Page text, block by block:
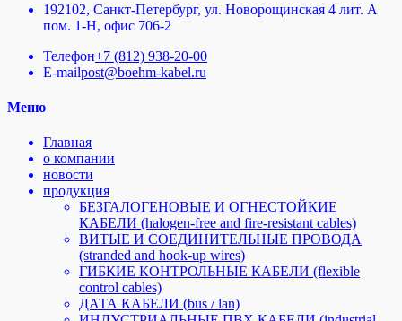
192102, Санкт-Петербург, ул. Новорощинская 4 лит. А
пом. 1-Н, офис 706-2
Телефон+7 (812) 938-20-00
E-mailpost@boehm-kabel.ru
Меню
Главная
о компании
новости
продукция
БЕЗГАЛОГЕНОВЫЕ И ОГНЕСТОЙКИЕ
КАБЕЛИ (halogen-free and fire-resistant cables)
ВИТЫЕ И СОЕДИНИТЕЛЬНЫЕ ПРОВОДА
(stranded and hook-up wires)
ГИБКИЕ КОНТРОЛЬНЫЕ КАБЕЛИ (flexible
control cables)
ДАТА КАБЕЛИ (bus / lan)